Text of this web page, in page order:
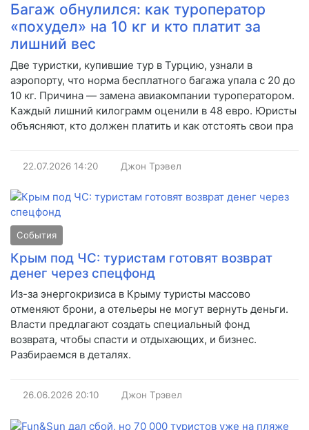
Багаж обнулился: как туроператор
«похудел» на 10 кг и кто платит за
лишний вес
Две туристки, купившие тур в Турцию, узнали в
аэропорту, что норма бесплатного багажа упала с 20 до
10 кг. Причина — замена авиакомпании туроператором.
Каждый лишний килограмм оценили в 48 евро. Юристы
объясняют, кто должен платить и как отстоять свои пра
22.07.2026 14:20 Джон Трэвел
События
Крым под ЧС: туристам готовят возврат
денег через спецфонд
Из-за энергокризиса в Крыму туристы массово
отменяют брони, а отельеры не могут вернуть деньги.
Власти предлагают создать специальный фонд
возврата, чтобы спасти и отдыхающих, и бизнес.
Разбираемся в деталях.
26.06.2026 20:10 Джон Трэвел